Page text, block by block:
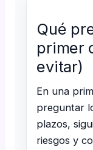
Qué
primer
evitar)
En una
preguntar
plazos,
riesgos y